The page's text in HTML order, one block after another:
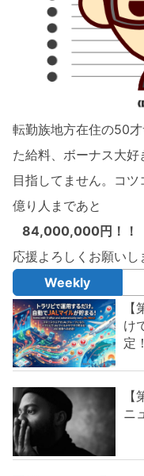
転勤族地方在住の50
た給料、ボーナス大好
目指してません。コツ
億り人まであと
84,000,000円！！
応援よろしくお願いし
Weekly
け
定
ニ